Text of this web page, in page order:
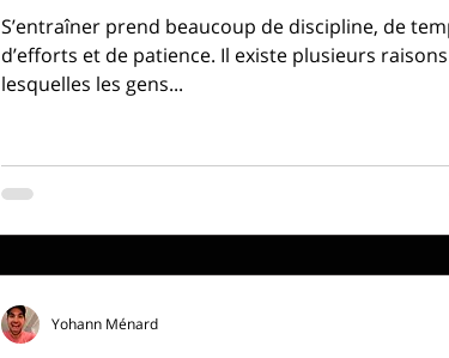
S’entraîner prend beaucoup de discipline, de
d’efforts et de patience. Il existe plusieurs raisons pour
lesquelles les gens...
Yohann Ménard